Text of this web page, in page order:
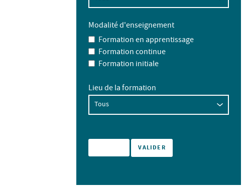
Modalité d'enseignement
Formation en apprentissage
Formation continue
Formation initiale
Lieu de la formation